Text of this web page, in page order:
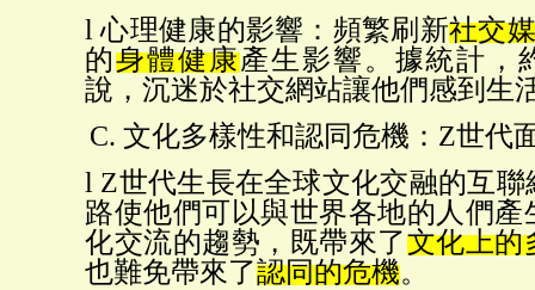
l心理健康的影響：頻繁刷新社交
的身體健康產生影響。據統計，
說，沉迷於社交網站讓他們感到生
C. 文化多樣性和認同危機： Z世代
l Z世代生長在全球文化交融的互
路使他們可以與世界各地的人們產
化交流的趨勢，既帶來了文化上的
也難免帶來了認同的危機。